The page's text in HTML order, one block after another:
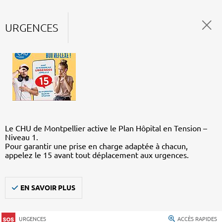
URGENCES
Le CHU de Montpellier active le Plan Hôpital en Tension –
Niveau 1.
Pour garantir une prise en charge adaptée à chacun,
appelez le 15 avant tout déplacement aux urgences.
EN SAVOIR PLUS
URGENCES ACCÈS RAPIDES